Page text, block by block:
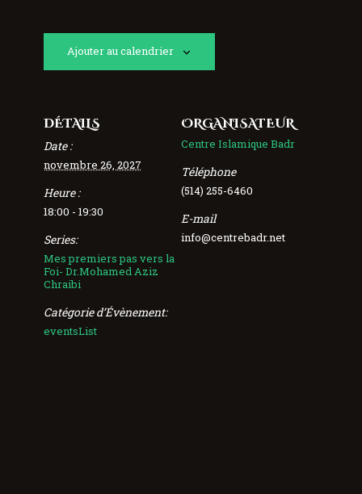
Ajouter au calendrier
DÉTAILS
Date :
novembre 26, 2027
Heure :
18:00 - 19:30
Series:
Mes premiers pas vers la
Foi- Dr.Mohamed Aziz
Chraibi
Catégorie d’Évènement:
eventsList
ORGANISATEUR
Centre Islamique Badr
Téléphone
(514) 255-6460
E-mail
info@centrebadr.net